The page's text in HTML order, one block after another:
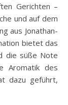
Gerichten –
und auf dem
aus Jonathan-
bietet das
die süße Note
Aromatik des
dazu geführt,